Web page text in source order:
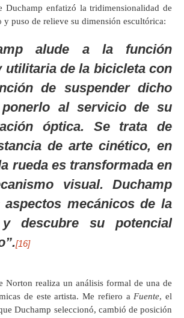
Duchamp enfatizó la tridimensionalidad de
y puso de relieve su dimensión escultórica:
alude a la función
utilitaria de la bicicleta con
de suspender dicho
al servicio de su
óptica. Se trata de
de arte cinético, en
rueda es transformada en
visual. Duchamp
aspectos mecánicos de la
descubre su potencial
[16]
Norton realiza un análisis formal de una de
de este artista. Me refiero aFuente, el
Duchamp seleccionó, cambió de posición